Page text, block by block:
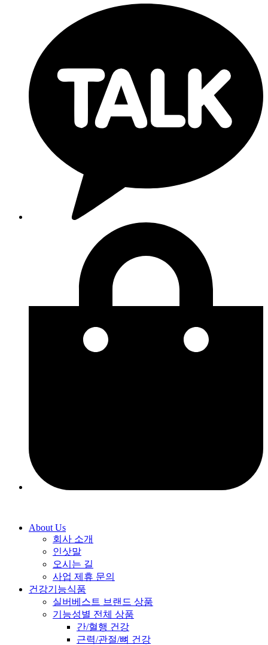
About Us
회사 소개
인삿말
오시는 길
사업 제휴 문의
건강기능식품
실버베스트 브랜드 상품
기능성별 전체 상품
간/혈행 건강
근력/관절/뼈 건강